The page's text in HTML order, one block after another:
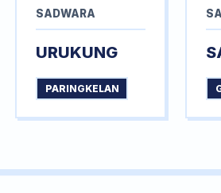
SADWARA
URUKUNG
PARINGKELAN